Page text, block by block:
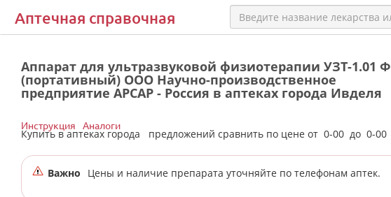
Аптечная справочная
Аппарат для ультразвуковой физиотерапии УЗТ-1.01 Ф
(портативный) ООО Научно-производственное
предприятие АРСАР - Россия в аптеках города Ивделя
Купить в аптеках города предложений сравнить по цене от 0-00 до 0-00
Инструкция Аналоги
Важно Цены и наличие препарата уточняйте по телефонам аптек.